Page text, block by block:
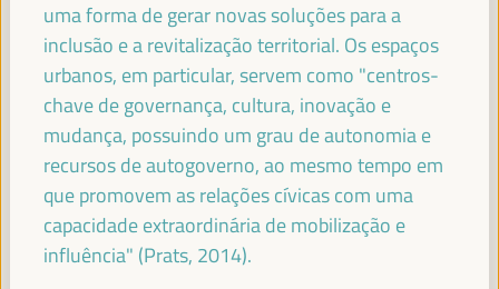
EVA GRANADOS
Secretário de Estado da Cooperação Internacional do
Ministério dos Negócios Estrangeiros de Espanha -
Governo espanhol España
HAOLIANG XU
Subsecretário-Geral, Administrador Associado -
uma forma de gerar novas soluções para a
inclusão e a revitalização territorial. Os espaços
urbanos, em particular, servem como "centros-
chave de governança, cultura, inovação e
mudança, possuindo um grau de autonomia e
recursos de autogoverno, ao mesmo tempo em
que promovem as relações cívicas com uma
capacidade extraordinária de mobilização e
influência" (Prats, 2014).